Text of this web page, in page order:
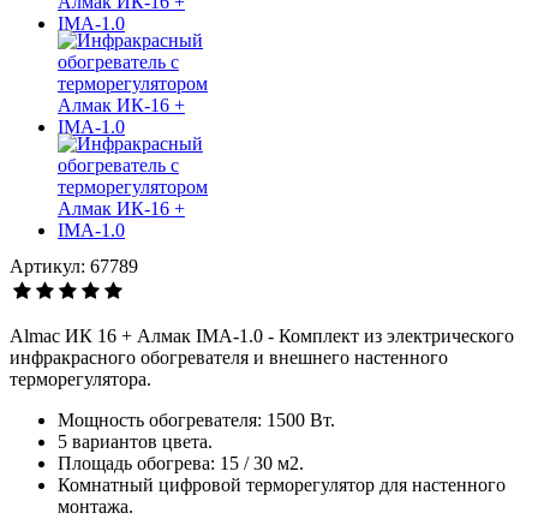
Артикул: 67789
Almac ИК 16 + Алмак IMA-1.0 - Комплект из электрического
инфракрасного обогревателя и внешнего настенного
терморегулятора.
Мощность обогревателя: 1500 Вт.
5 вариантов цвета.
Площадь обогрева: 15 / 30 м2.
Комнатный цифровой терморегулятор для настенного
монтажа.